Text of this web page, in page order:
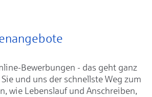
Bewerbungen - das geht ganz
und uns der schnellste Weg zum
wie Lebenslauf und Anschreiben,